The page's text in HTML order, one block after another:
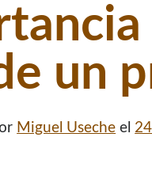
un
Miguel Useche el